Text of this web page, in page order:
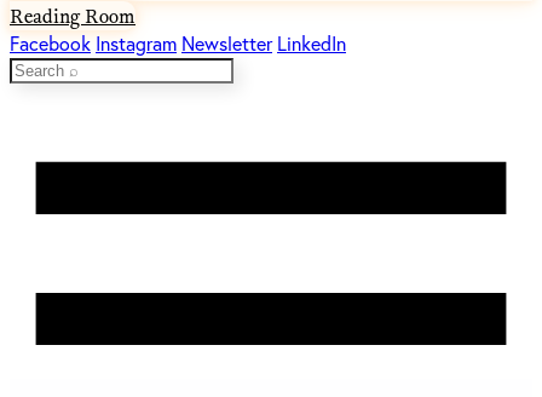
Reading Room
Facebook Instagram Newsletter LinkedIn